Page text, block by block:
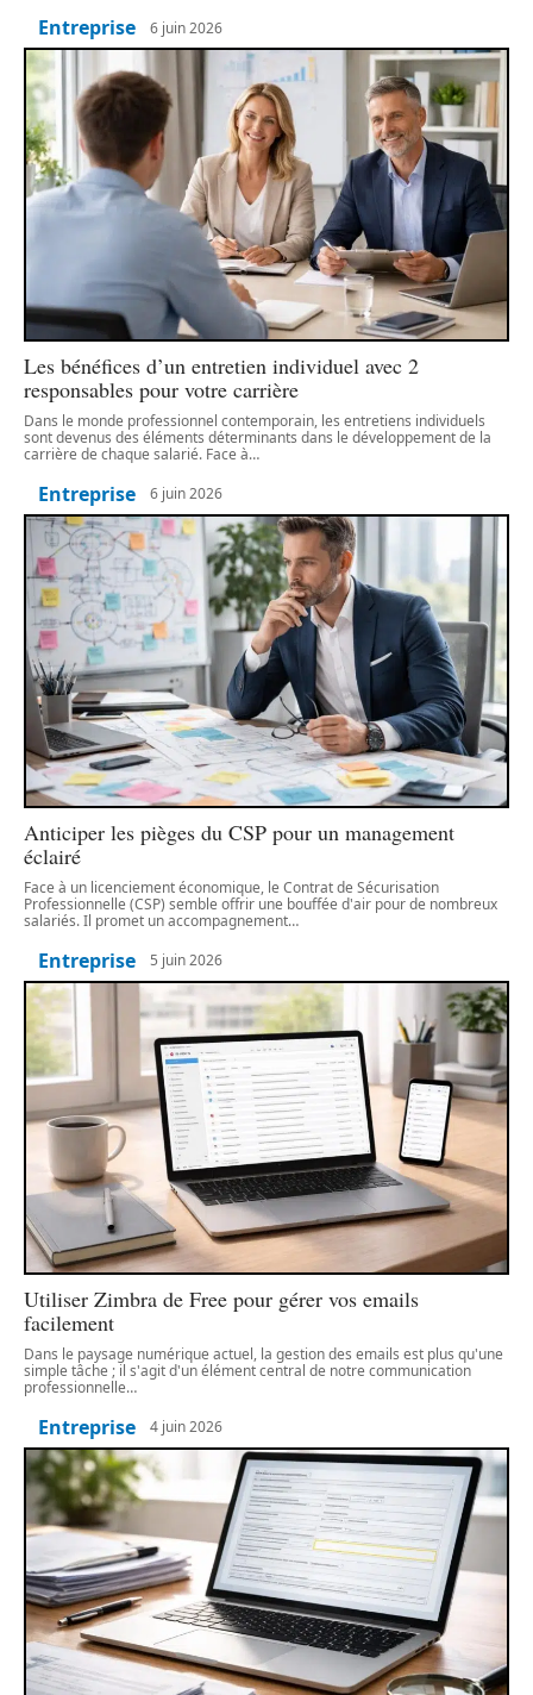
Entreprise 6 juin 2026
Les bénéfices d’un entretien individuel avec 2
responsables pour votre carrière
Dans le monde professionnel contemporain, les entretiens individuels
sont devenus des éléments déterminants dans le développement de la
carrière de chaque salarié. Face à…
Entreprise 6 juin 2026
Anticiper les pièges du CSP pour un management
éclairé
Face à un licenciement économique, le Contrat de Sécurisation
Professionnelle (CSP) semble offrir une bouffée d'air pour de nombreux
salariés. Il promet un accompagnement…
Entreprise 5 juin 2026
Utiliser Zimbra de Free pour gérer vos emails
facilement
Dans le paysage numérique actuel, la gestion des emails est plus qu'une
simple tâche ; il s'agit d'un élément central de notre communication
professionnelle…
Entreprise 4 juin 2026